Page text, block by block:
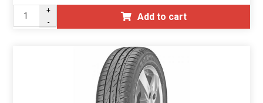
+
-
Add to cart